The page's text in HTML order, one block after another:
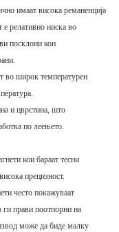
имаат висока реманенција
е релативно ниска во
посклони кон
во широк температурен
и цврстина, што
по леењето.
кои бараат тесни
прецизност.
често покажуваат
ги прави поотпорни на
може да биде малку